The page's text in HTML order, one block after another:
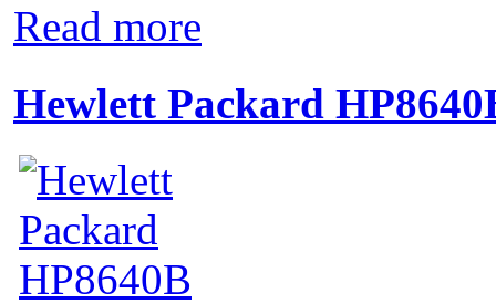
Read more
Hewlett Packard